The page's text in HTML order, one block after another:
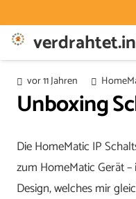
vor 11 Jahren
Unboxing
Die HomeMatic IP
zum HomeMatic Gerät
Design, welches mir